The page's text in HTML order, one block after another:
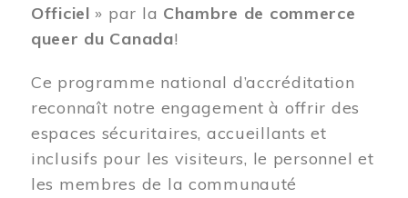
Officiel » par la Chambre de commerce
queer du Canada!
Ce programme national d’accréditation
reconnaît notre engagement à offrir des
espaces sécuritaires, accueillants et
inclusifs pour les visiteurs, le personnel et
les membres de la communauté